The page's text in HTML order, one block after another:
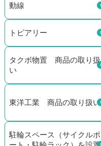
動線
トピアリー
タクボ物置 商品の取り扱
い
東洋工業 商品の取り扱い
駐輪スペース（サイクルポ